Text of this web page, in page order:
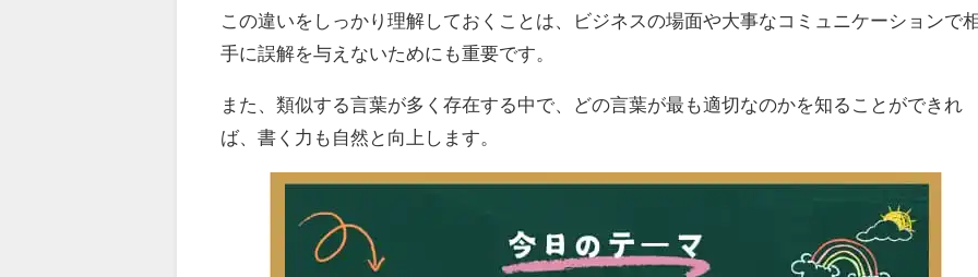
この違いをしっかり理解しておくことは、ビジネスの場面や大事なコミュニケーションで
手に誤解を与えないためにも重要です。
また、類似する言葉が多く存在する中で、どの言葉が最も適切なのかを知ることができれ
ば、書く力も自然と向上します。